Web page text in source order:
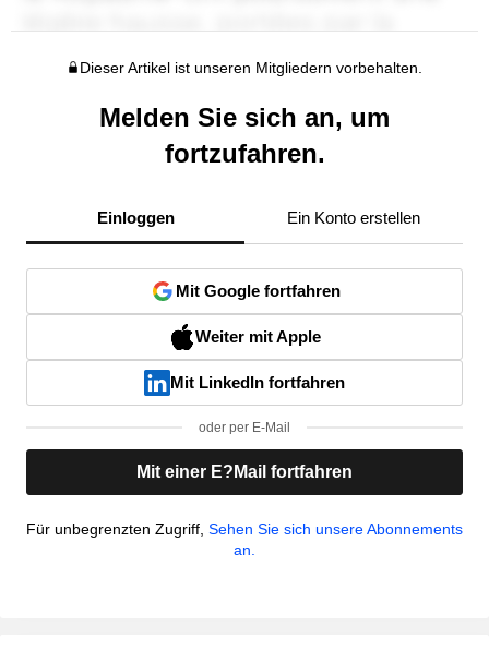
Dieser Artikel ist unseren Mitgliedern vorbehalten.
Melden Sie sich an, um
fortzufahren.
Einloggen Ein Konto erstellen
Mit Google fortfahren
Weiter mit Apple
Mit LinkedIn fortfahren
oder per E-Mail
Mit einer E?Mail fortfahren
Für unbegrenzten Zugriff, Sehen Sie sich unsere Abonnements
an.